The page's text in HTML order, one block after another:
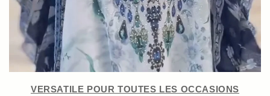
VERSATILE POUR TOUTES LES OCCASIONS